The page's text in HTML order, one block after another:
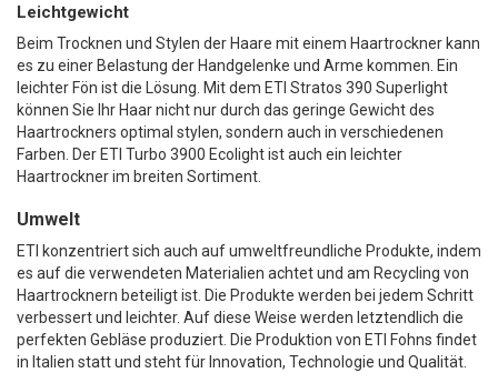
Leichtgewicht
Beim Trocknen und Stylen der Haare mit einem Haartrockner kann
es zu einer Belastung der Handgelenke und Arme kommen. Ein
leichter Fön ist die Lösung. Mit dem ETI Stratos 390 Superlight
können Sie Ihr Haar nicht nur durch das geringe Gewicht des
Haartrockners optimal stylen, sondern auch in verschiedenen
Farben. Der ETI Turbo 3900 Ecolight ist auch ein leichter
Haartrockner im breiten Sortiment.
Umwelt
ETI konzentriert sich auch auf umweltfreundliche Produkte, indem
es auf die verwendeten Materialien achtet und am Recycling von
Haartrocknern beteiligt ist. Die Produkte werden bei jedem Schritt
verbessert und leichter. Auf diese Weise werden letztendlich die
perfekten Gebläse produziert. Die Produktion von ETI Fohns findet
in Italien statt und steht für Innovation, Technologie und Qualität.